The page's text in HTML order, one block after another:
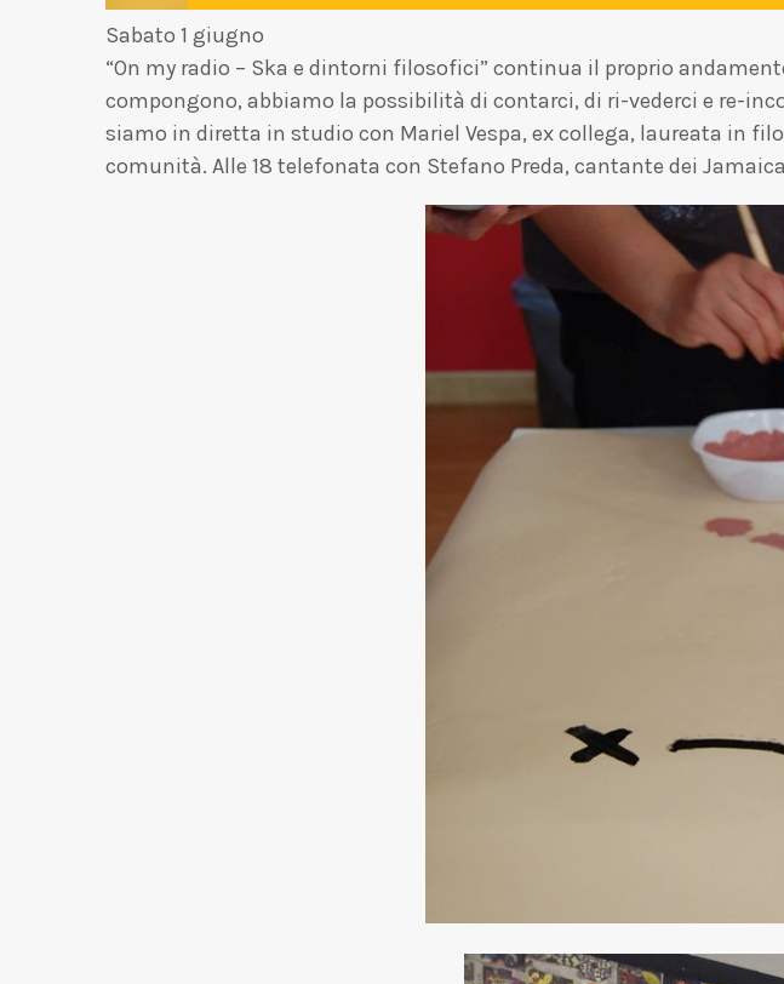
Sabato 1 giugno
“On my radio – Ska e dintorni filosofici” continua il proprio
compongono, abbiamo la possibilità di contarci, di ri-vederci e re-
siamo in diretta in studio con Mariel Vespa, ex collega, laureata in
comunità. Alle 18 telefonata con Stefano Preda, cantante dei